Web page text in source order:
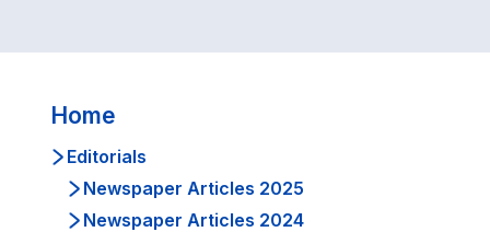
Home
Editorials
Newspaper Articles 2025
Newspaper Articles 2024